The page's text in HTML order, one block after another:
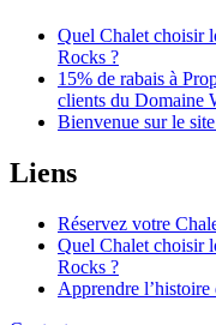
Quel Chalet choisir
Rocks ?
15% de rabais à
clients du Domaine
Bienvenue sur le
Liens
Réservez votre
Quel Chalet choisir
Rocks ?
Apprendre